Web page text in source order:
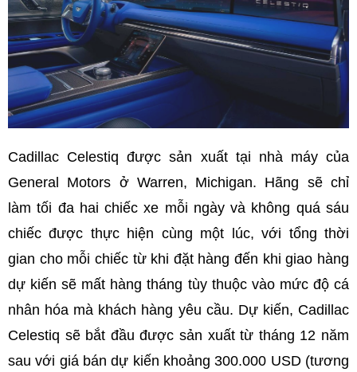
Cadillac Celestiq được sản xuất tại nhà máy của
General Motors ở Warren, Michigan. Hãng sẽ chỉ
làm tối đa hai chiếc xe mỗi ngày và không quá sáu
chiếc được thực hiện cùng một lúc, với tổng thời
gian cho mỗi chiếc từ khi đặt hàng đến khi giao hàng
dự kiến ​​sẽ mất hàng tháng tùy thuộc vào mức độ cá
nhân hóa mà khách hàng yêu cầu. Dự kiến, Cadillac
Celestiq sẽ bắt đầu được sản xuất từ tháng 12 năm
sau với giá bán dự kiến khoảng 300.000 USD (tương